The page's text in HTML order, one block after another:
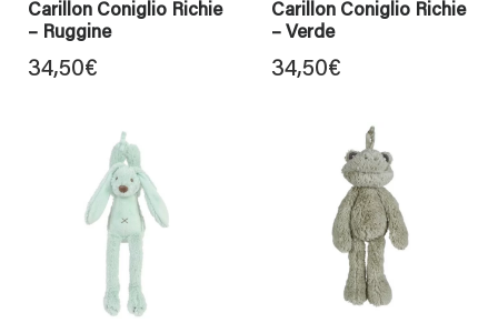
Carillon Coniglio Richie
– Ruggine
34,50€
Carillon Coniglio Richie
– Verde
34,50€